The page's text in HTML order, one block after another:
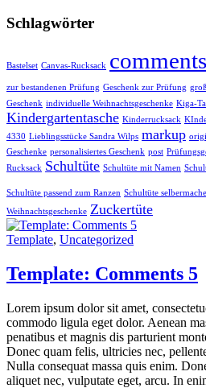
Schlagwörter
Bastelset Canvas-Rucksack comments
zur bestandenen Prüfung Geschenk zur Prüfung
Geschenk individuelle Weihnachtsgeschenke Kiga-
Kindergartentasche Kinderrucksack
4330 Lieblingsstücke Sandra Wilps markup
Geschenke personalisiertes Geschenk post
Rucksack Schultüte Schultüte mit Namen
Schultüte passend zum Ranzen Schultüte
Weihnachtsgeschenke Zuckertüte
Template, Uncategorized
Template: Comments 5
Lorem ipsum dolor sit amet,
commodo ligula eget dolor. Aenean
penatibus et magnis dis parturient
Donec quam felis, ultricies nec,
Nulla consequat massa quis enim.
aliquet nec, vulputate eget, arcu. In